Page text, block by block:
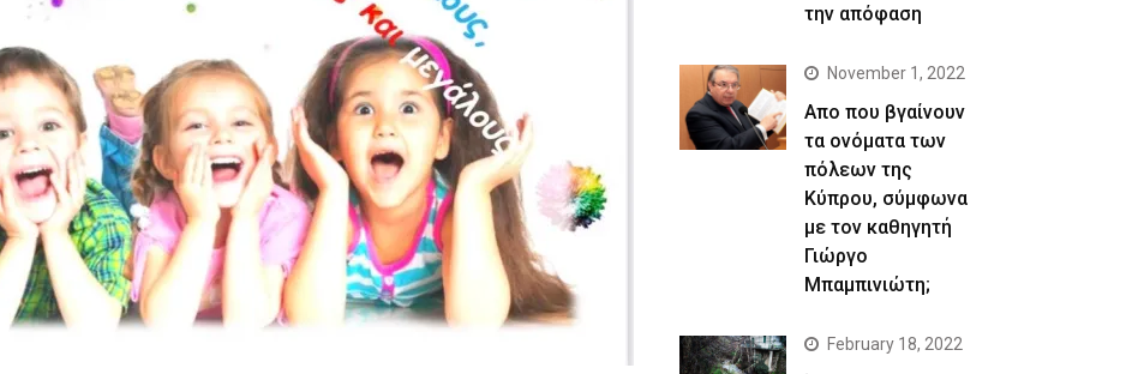
την απόφαση
November 1, 2022
Απο που βγαίνουν
τα ονόματα των
πόλεων της
Κύπρου, σύμφωνα
με τον καθηγητή
Γιώργο
Μπαμπινιώτη;
February 18, 2022